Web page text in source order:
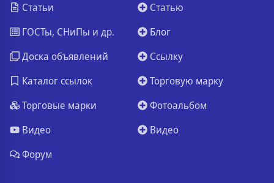
Статьи
ГОСТы, СНиПы и др.
Доска объявлений
Каталог ссылок
Торговые марки
Видео
Форум
Статью
Блог
Ссылку
Торговую марку
Фотоальбом
Видео